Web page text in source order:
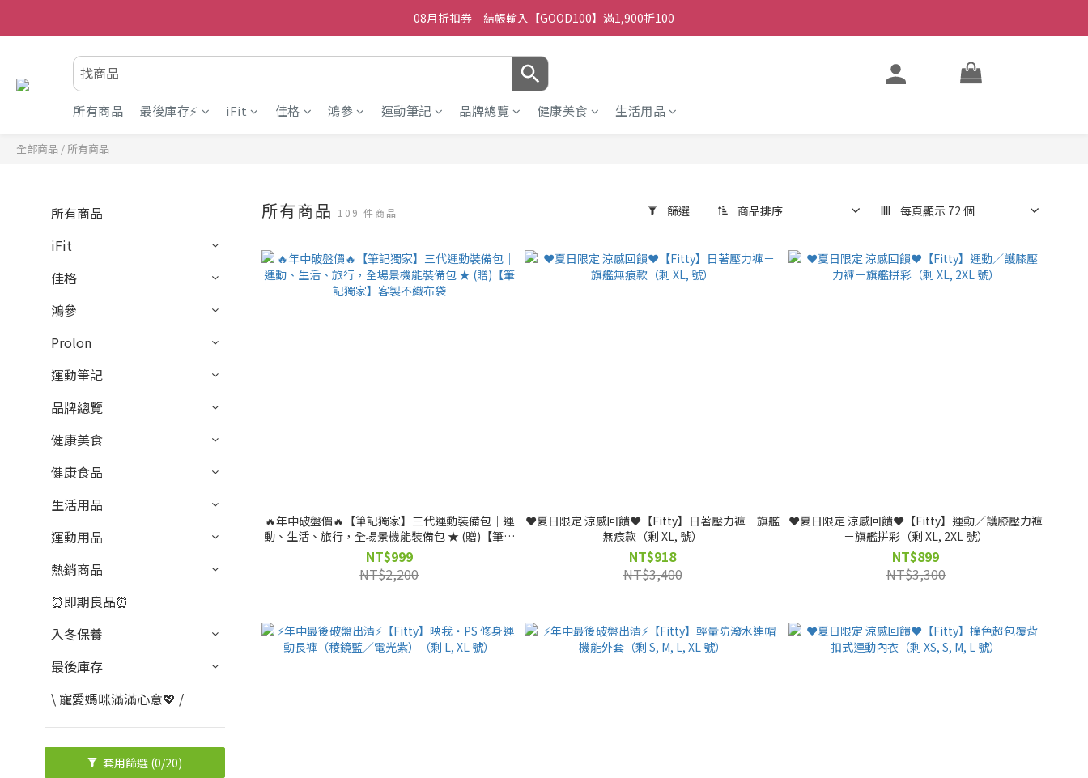
08月折扣券｜結帳輸入【GOOD100】滿1,900折100
08月折扣券｜結帳輸入【GOOD100】滿1,900折100
08月折扣券｜結帳輸入【GOOD250】滿2,500折200
08月折扣券｜結帳輸入【GOOD100】滿1,900折100
所有商品 最後庫存⚡ iFit 佳格 鴻參 運動筆記 品牌總覽 健康美食 生活用品
全部商品 / 所有商品
所有商品
iFit
佳格
鴻參
Prolon
運動筆記
品牌總覽
健康美食
健康食品
生活用品
運動用品
熱銷商品
⏰即期良品⏰
入冬保養
最後庫存
\ 寵愛媽咪滿滿心意💖 /
套用篩選 (0/20)
所有商品 109 件商品 篩選 商品排序 每頁顯示 72 個
🔥年中破盤價🔥【筆記獨家】三代運動裝備包｜運
動、生活、旅行，全場景機能裝備包 ★ (贈)【筆記
獨家】客製不織布袋
NT$999
NT$2,200
❤️夏日限定 涼感回饋❤️【Fitty】日著壓力褲－旗艦
無痕款（剩 XL, 號）
NT$918
NT$3,400
❤️夏日限定 涼感回饋❤️【Fitty】運動／護膝壓力褲
－旗艦拼彩（剩 XL, 2XL 號）
NT$899
NT$3,300